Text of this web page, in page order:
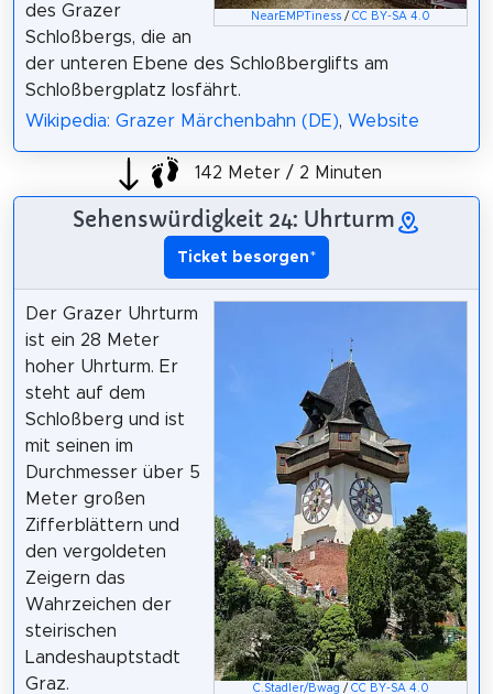
NearEMPTiness /CC BY-SA 4.0
des Grazer
Schloßbergs, die an
der unteren Ebene des Schloßberglifts am
Schloßbergplatz losfährt.
Wikipedia: Grazer Märchenbahn (DE), Website
142 Meter / 2 Minuten
Sehenswürdigkeit 24: Uhrturm
Ticket besorgen*
C.Stadler/Bwag / CC BY-SA 4.0
Der Grazer Uhrturm
ist ein 28 Meter
hoher Uhrturm. Er
steht auf dem
Schloßberg und ist
mit seinen im
Durchmesser über 5
Meter großen
Zifferblättern und
den vergoldeten
Zeigern das
Wahrzeichen der
steirischen
Landeshauptstadt
Graz.